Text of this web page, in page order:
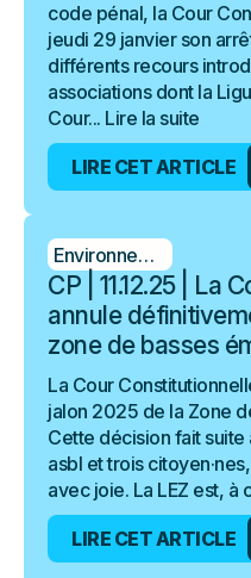
code pénal, la Cour
jeudi 29 janvier son
différents recours
associations dont la
Cour... Lire la suite
LIRE CET ARTICLE
Environnement
CP | 11.12.25 | La
annule
zone de basses
La Cour
jalon 2025 de la Zone
Cette décision fait
asbl et trois
avec joie. La LEZ est, à
LIRE CET ARTICLE